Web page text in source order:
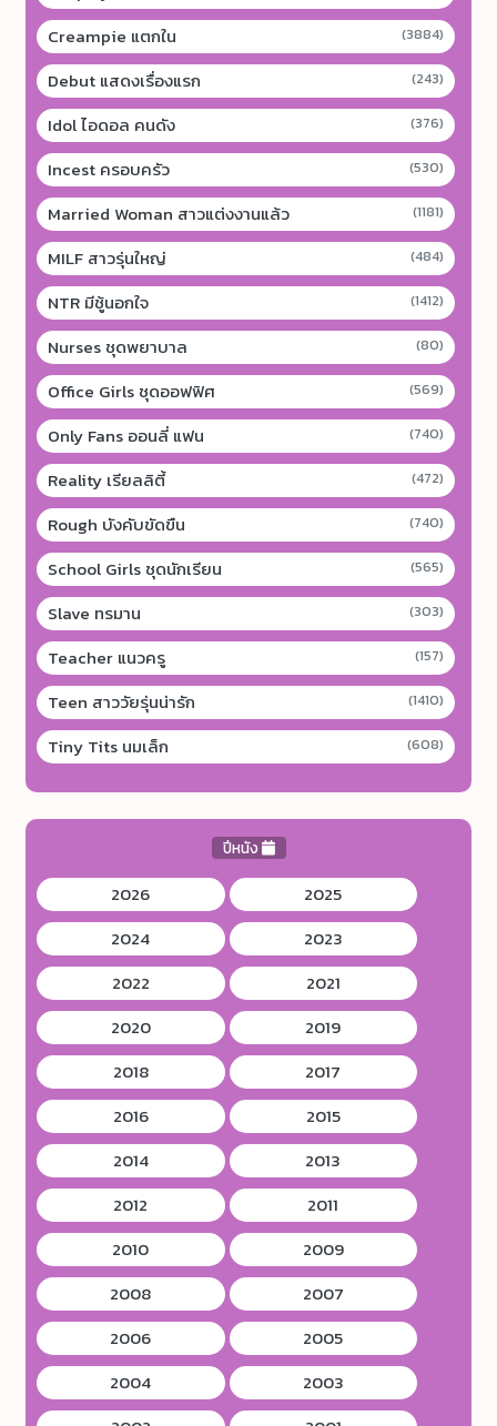
Creampie แตกใน (3884)
Debut แสดงเรื่องแรก (243)
Idol ไอดอล คนดัง (376)
Incest ครอบครัว (530)
Married Woman สาวแต่งงานแล้ว (1181)
MILF สาวรุ่นใหญ่ (484)
NTR มีชู้นอกใจ (1412)
Nurses ชุดพยาบาล (80)
Office Girls ชุดออฟฟิศ (569)
Only Fans ออนลี่ แฟน (740)
Reality เรียลลิตี้ (472)
Rough บังคับขัดขืน (740)
School Girls ชุดนักเรียน (565)
Slave ทรมาน (303)
Teacher แนวครู (157)
Teen สาววัยรุ่นน่ารัก (1410)
Tiny Tits นมเล็ก (608)
ปีหนัง
2026
2025
2024
2023
2022
2021
2020
2019
2018
2017
2016
2015
2014
2013
2012
2011
2010
2009
2008
2007
2006
2005
2004
2003